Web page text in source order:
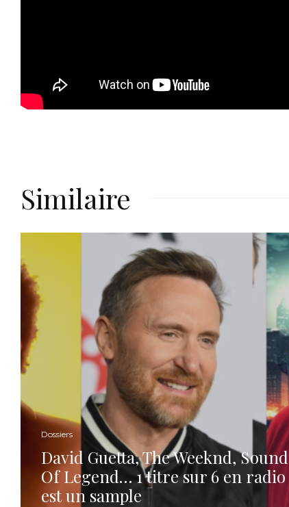
Similaire
Dossiers
David Guetta, The Weeknd, Sound
Of Legend… 1 titre sur 6 en radio
est un sample